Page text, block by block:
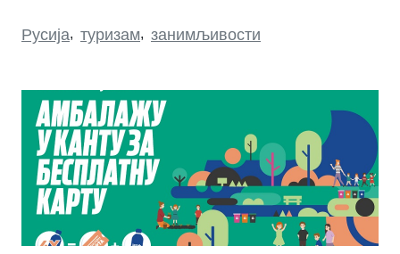
Русија, туризам, занимљивости